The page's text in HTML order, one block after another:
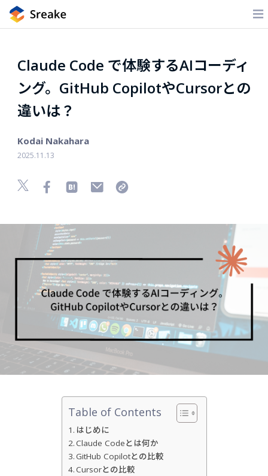
Claude Code で体験するAIコーディ
ング。GitHub CopilotやCursorとの
違いは？
Kodai Nakahara
2025.11.13
Table of Contents
はじめに
Claude Codeとは何か
GitHub Copilotとの比較
Cursorとの比較